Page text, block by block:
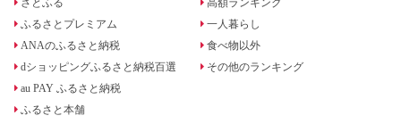
さとふる
ふるさとプレミアム
ANAのふるさと納税
dショッピングふるさと納税百選
au PAY ふるさと納税
ふるさと本舗
高額ランキング
一人暮らし
食べ物以外
その他のランキング